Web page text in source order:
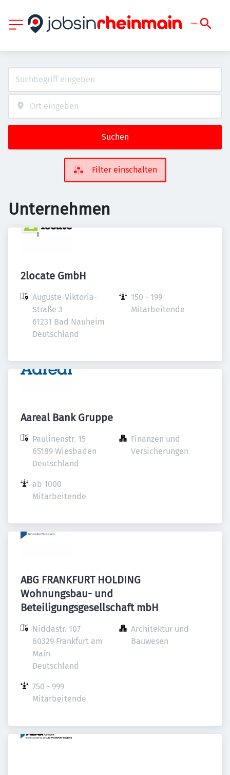
Suchen
Filter einschalten
Unternehmen
2locate GmbH
Auguste-Viktoria-
Straße 3
61231 Bad Nauheim
Deutschland
150 - 199
Mitarbeitende
Aareal Bank Gruppe
Paulinenstr. 15
65189 Wiesbaden
Deutschland
Finanzen und
Versicherungen
ab 1000
Mitarbeitende
ABG FRANKFURT HOLDING
Wohnungsbau- und
Beteiligungsgesellschaft mbH
Niddastr. 107
60329 Frankfurt am
Main
Deutschland
Architektur und
Bauwesen
750 - 999
Mitarbeitende